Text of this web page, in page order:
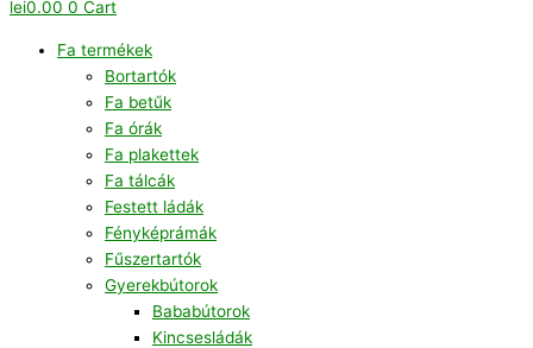
lei0.00 0 Cart
Fa termékek
Bortartók
Fa betűk
Fa órák
Fa plakettek
Fa tálcák
Festett ládák
Fényképrámák
Fűszertartók
Gyerekbútorok
Bababútorok
Kincsesládák